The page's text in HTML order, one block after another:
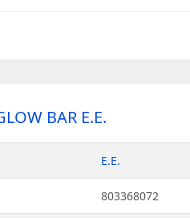
BAR Ε.Ε.
Ε.Ε.
803368072